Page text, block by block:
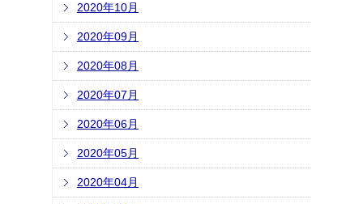
2020年10月
2020年09月
2020年08月
2020年07月
2020年06月
2020年05月
2020年04月